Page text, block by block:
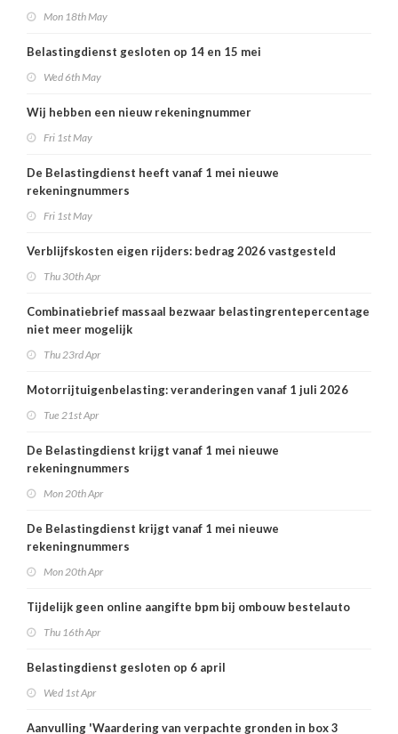
Mon 18th May
Belastingdienst gesloten op 14 en 15 mei
Wed 6th May
Wij hebben een nieuw rekeningnummer
Fri 1st May
De Belastingdienst heeft vanaf 1 mei nieuwe
rekeningnummers
Fri 1st May
Verblijfskosten eigen rijders: bedrag 2026 vastgesteld
Thu 30th Apr
Combinatiebrief massaal bezwaar belastingrentepercentage
niet meer mogelijk
Thu 23rd Apr
Motorrijtuigenbelasting: veranderingen vanaf 1 juli 2026
Tue 21st Apr
De Belastingdienst krijgt vanaf 1 mei nieuwe
rekeningnummers
Mon 20th Apr
De Belastingdienst krijgt vanaf 1 mei nieuwe
rekeningnummers
Mon 20th Apr
Tijdelijk geen online aangifte bpm bij ombouw bestelauto
Thu 16th Apr
Belastingdienst gesloten op 6 april
Wed 1st Apr
Aanvulling 'Waardering van verpachte gronden in box 3